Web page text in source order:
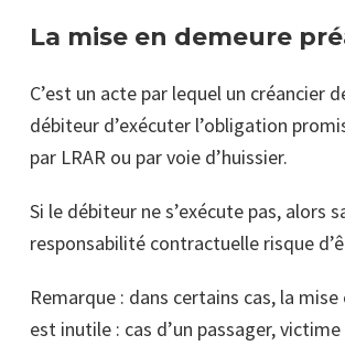
La mise en demeure
C’est un acte par lequel un créancier
débiteur d’exécuter l’obligation
par LRAR ou par voie d’huissier.
Si le débiteur ne s’exécute pas, alors
responsabilité contractuelle risque
Remarque : dans certains cas, la
est inutile : cas d’un passager,